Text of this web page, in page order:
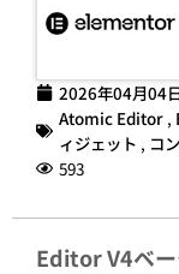
2026年04月04
Atomic Editor ,
ィジェット , コ
593
Editor V4ベー